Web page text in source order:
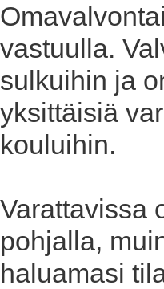
vastuulla.
sulkuihin ja
yksittäisiä
kouluihin.
Varattavissa
pohjalla,
haluamasi